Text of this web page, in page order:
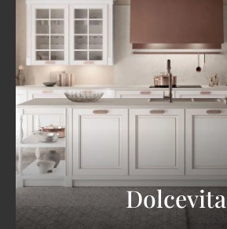
Dolcevita